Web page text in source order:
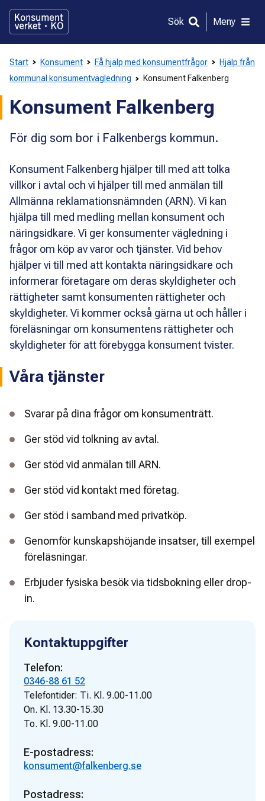
direkt
innehållet
Sök Meny
Start Konsument Få hjälp med konsumentfrågor
Hjälp från
kommunal konsumentvägledning
Konsument Falkenberg
Konsument Falkenberg
För dig som bor i Falkenbergs kommun.
Konsument Falkenberg hjälper till med att tolka
villkor i avtal och vi hjälper till med anmälan till
Allmänna reklamationsnämnden (ARN). Vi kan
hjälpa till med medling mellan konsument och
näringsidkare. Vi ger konsumenter vägledning i
frågor om köp av varor och tjänster. Vid behov
hjälper vi till med att kontakta näringsidkare och
informerar företagare om deras skyldigheter och
rättigheter samt konsumenten rättigheter och
skyldigheter. Vi kommer också gärna ut och håller i
föreläsningar om konsumentens rättigheter och
skyldigheter för att förebygga konsument tvister.
Våra tjänster
Svarar på dina frågor om konsumenträtt.
Ger stöd vid tolkning av avtal.
Ger stöd vid anmälan till ARN.
Ger stöd vid kontakt med företag.
Ger stöd i samband med privatköp.
Genomför kunskapshöjande insatser, till exempel
föreläsningar.
Erbjuder fysiska besök via tidsbokning eller drop-
in.
Kontaktuppgifter
Telefon:
0346-88 61 52
Telefontider: Ti. Kl. 9.00-11.00
On. Kl. 13.30-15.30
To. Kl. 9.00-11.00
E-postadress:
konsument@falkenberg.se
Postadress: